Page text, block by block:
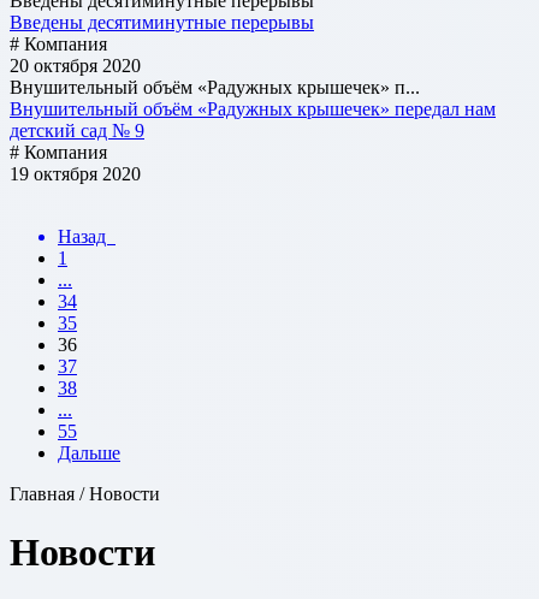
Введены десятиминутные перерывы
# Компания
20 октября 2020
Внушительный объём «Радужных крышечек» п...
Внушительный объём «Радужных крышечек» передал нам
детский сад № 9
# Компания
19 октября 2020
Назад
1
...
34
35
36
37
38
...
55
Дальше
Главная / Новости
Новости